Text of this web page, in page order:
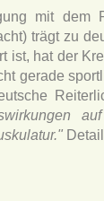
mit
trägt zu
ist, hat der
gerade